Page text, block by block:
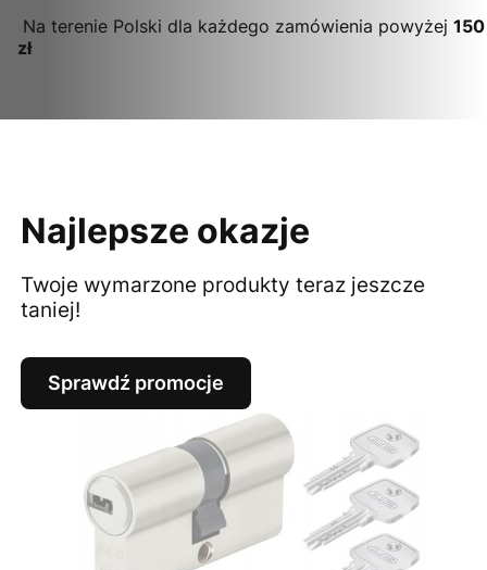
Na terenie Polski dla każdego zamówienia powyżej 150
zł
Najlepsze okazje
Twoje wymarzone produkty teraz jeszcze
taniej!
Sprawdź promocje